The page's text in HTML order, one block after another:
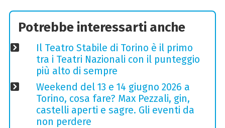
Potrebbe interessarti anche
Il Teatro Stabile di Torino è il primo
tra i Teatri Nazionali con il punteggio
più alto di sempre
Weekend del 13 e 14 giugno 2026 a
Torino, cosa fare? Max Pezzali, gin,
castelli aperti e sagre. Gli eventi da
non perdere